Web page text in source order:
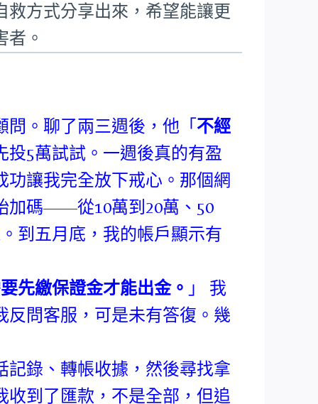
救方式分享出來，希望能讓更
者。
。聊了兩三週後，他「 不經
5萬試試。一週後真的有盈
讓我完全放下戒心。那個網
加碼——從10萬到20萬、50
到五月底，我的帳戶顯示有
先繳保證金才能出金。 」 我
反問客服，可是未有答復。幾
錄、轉帳收據，然後尋找拿
到了匯款，不是全部，但追